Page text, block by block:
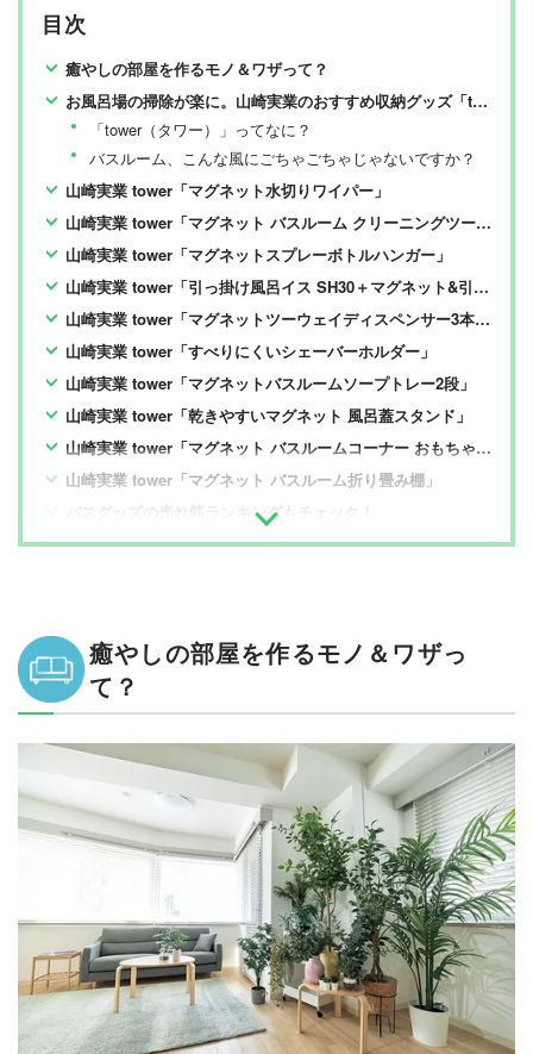
目次
癒やしの部屋を作るモノ＆ワザって？
お風呂場の掃除が楽に。山崎実業のおすすめ収納グッズ「tower」って？
「tower（タワー）」ってなに？
バスルーム、こんな風にごちゃごちゃじゃないですか？
山崎実業 tower「マグネット水切りワイパー」
山崎実業 tower「マグネット バスルーム クリーニングツールホルダー」
山崎実業 tower「マグネットスプレーボトルハンガー」
山崎実業 tower「引っ掛け風呂イス SH30＋マグネット&引っ掛け湯おけセット」
山崎実業 tower「マグネットツーウェイディスペンサー3本セット」
山崎実業 tower「すべりにくいシェーバーホルダー」
山崎実業 tower「マグネットバスルームソープトレー2段」
山崎実業 tower「乾きやすいマグネット 風呂蓋スタンド」
山崎実業 tower「マグネット バスルームコーナー おもちゃラック」
山崎実業 tower「マグネット バスルーム折り畳み棚」
バスグッズの売れ筋ランキングもチェック！
癒やしの部屋を作るモノ＆ワザっ
て？